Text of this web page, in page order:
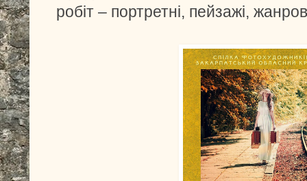
робіт – портретні, пейзажі,